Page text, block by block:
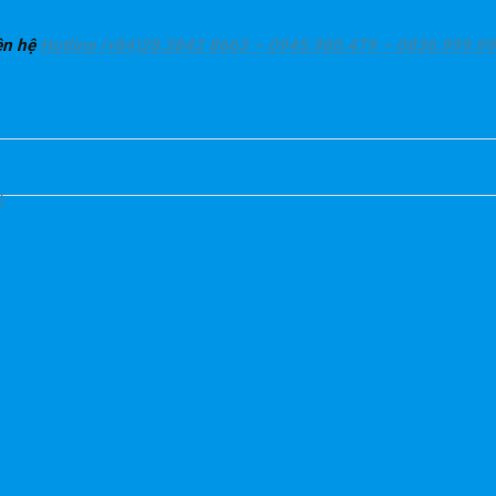
hệ Hotline (+84)28.3842 8663 – 0945.980.479 –